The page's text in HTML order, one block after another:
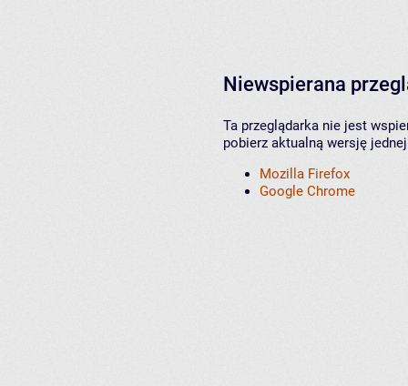
Niewspierana
Ta przeglądarka nie jest
pobierz aktualną wersję
Mozilla Firefox
Google Chrome